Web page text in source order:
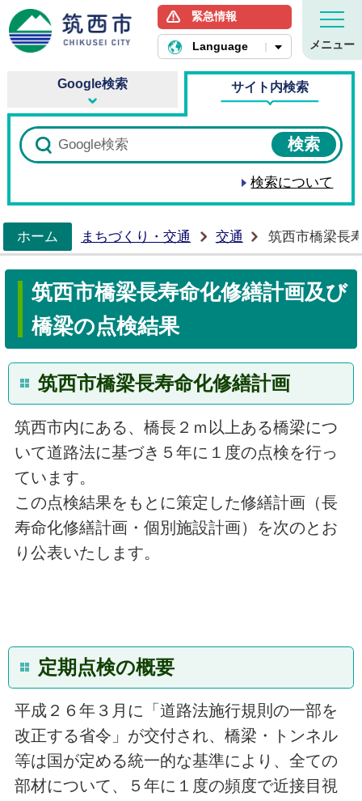
筑西市ホームページ
緊急情報
Language メニュー
Google検索 サイト内検索
検索について
ホーム
まちづくり・交通 交通 筑西市橋梁長
筑西市橋梁長寿命化修繕計画及び
橋梁の点検結果
筑西市橋梁長寿命化修繕計画
筑西市内にある、橋長２ｍ以上ある橋梁につ
いて道路法に基づき５年に１度の点検を行っ
ています。
この点検結果をもとに策定した修繕計画（長
寿命化修繕計画・個別施設計画）を次のとお
り公表いたします。
定期点検の概要
平成２６年３月に「道路法施行規則の一部を
改正する省令」が交付され、橋梁・トンネル
等は国が定める統一的な基準により、全ての
部材について、５年に１度の頻度で近接目視